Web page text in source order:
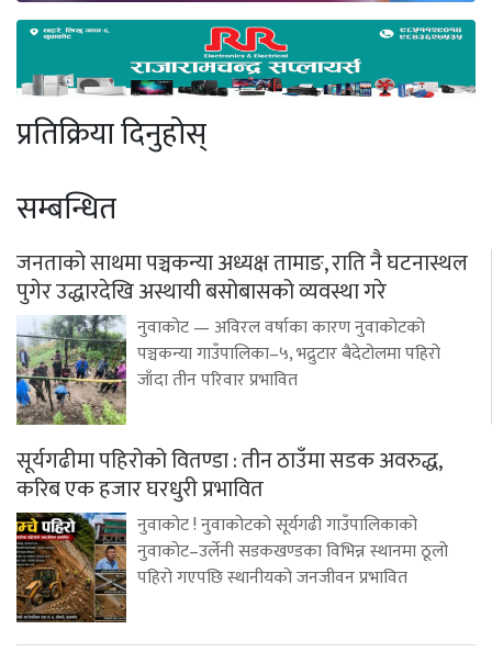
प्रतिक्रिया दिनुहोस्
सम्बन्धित
जनताको साथमा पञ्चकन्या अध्यक्ष तामाङ, राति नै घटनास्थल
पुगेर उद्धारदेखि अस्थायी बसोबासको व्यवस्था गरे
नुवाकोट — अविरल वर्षाका कारण नुवाकोटको
पञ्चकन्या गाउँपालिका–५, भद्रुटार बैदेटोलमा पहिरो
जाँदा तीन परिवार प्रभावित
सूर्यगढीमा पहिरोको वितण्डा : तीन ठाउँमा सडक अवरुद्ध,
करिब एक हजार घरधुरी प्रभावित
नुवाकोट ! नुवाकोटको सूर्यगढी गाउँपालिकाको
नुवाकोट–उर्लेनी सडकखण्डका विभिन्न स्थानमा ठूलो
पहिरो गएपछि स्थानीयको जनजीवन प्रभावित